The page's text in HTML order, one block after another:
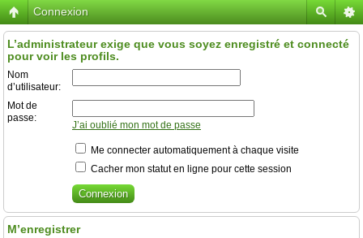
Connexion
L’administrateur exige que vous soyez enregistré et connecté
pour voir les profils.
Nom
d’utilisateur:
Mot de
passe:
J’ai oublié mon mot de passe
Me connecter automatiquement à chaque visite
Cacher mon statut en ligne pour cette session
M’enregistrer